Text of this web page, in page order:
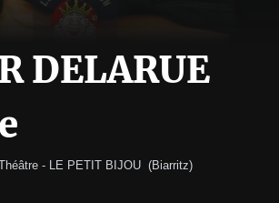
DELARUE
- LE PETIT BIJOU (Biarritz)